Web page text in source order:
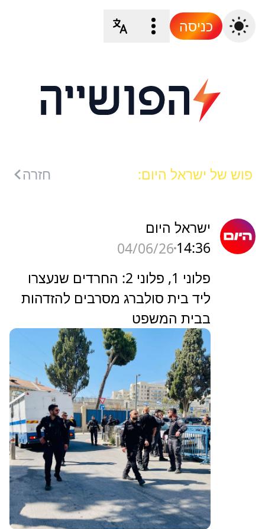
כניסה
פוש של ישראל היום: חזרה
ישראל היום
14:36
04/06/26
פלוני 1, פלוני 2: החרדים שנעצרו
ליד בית סולברג מסרבים להזדהות
בבית המשפט